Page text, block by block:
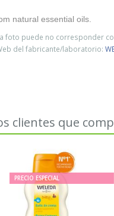
natural essential oils.
foto puede no corresponder
del fabricante/laboratorio:
clientes que
PRECIO ESPECIAL